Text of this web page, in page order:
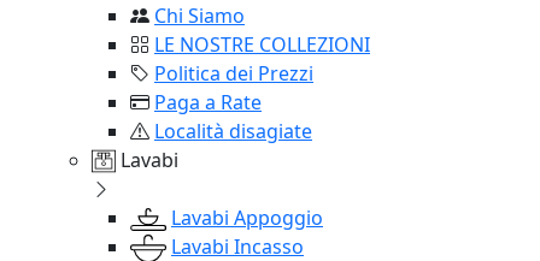
Chi Siamo
LE NOSTRE COLLEZIONI
Politica dei Prezzi
Paga a Rate
Località disagiate
Lavabi
Lavabi Appoggio
Lavabi Incasso